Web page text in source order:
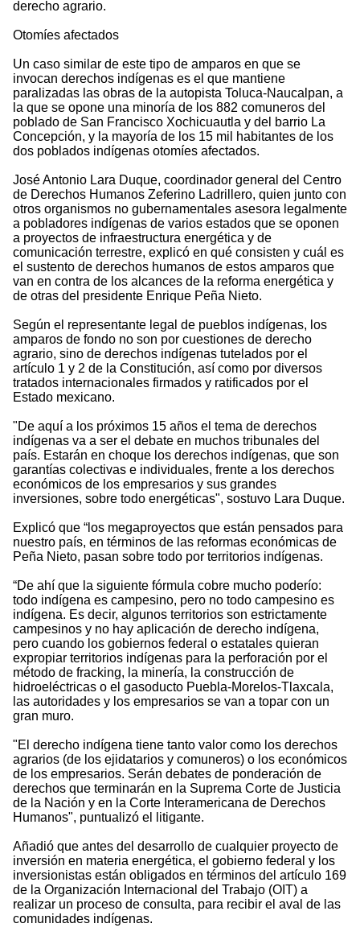
derecho agrario.
Otomíes afectados
Un caso similar de este tipo de amparos en que se
invocan derechos indígenas es el que mantiene
paralizadas las obras de la autopista Toluca-Naucalpan, a
la que se opone una minoría de los 882 comuneros del
poblado de San Francisco Xochicuautla y del barrio La
Concepción, y la mayoría de los 15 mil habitantes de los
dos poblados indígenas otomíes afectados.
José Antonio Lara Duque, coordinador general del Centro
de Derechos Humanos Zeferino Ladrillero, quien junto con
otros organismos no gubernamentales asesora legalmente
a pobladores indígenas de varios estados que se oponen
a proyectos de infraestructura energética y de
comunicación terrestre, explicó en qué consisten y cuál es
el sustento de derechos humanos de estos amparos que
van en contra de los alcances de la reforma energética y
de otras del presidente Enrique Peña Nieto.
Según el representante legal de pueblos indígenas, los
amparos de fondo no son por cuestiones de derecho
agrario, sino de derechos indígenas tutelados por el
artículo 1 y 2 de la Constitución, así como por diversos
tratados internacionales firmados y ratificados por el
Estado mexicano.
"De aquí a los próximos 15 años el tema de derechos
indígenas va a ser el debate en muchos tribunales del
país. Estarán en choque los derechos indígenas, que son
garantías colectivas e individuales, frente a los derechos
económicos de los empresarios y sus grandes
inversiones, sobre todo energéticas", sostuvo Lara Duque.
Explicó que “los megaproyectos que están pensados para
nuestro país, en términos de las reformas económicas de
Peña Nieto, pasan sobre todo por territorios indígenas.
“De ahí que la siguiente fórmula cobre mucho poderío:
todo indígena es campesino, pero no todo campesino es
indígena. Es decir, algunos territorios son estrictamente
campesinos y no hay aplicación de derecho indígena,
pero cuando los gobiernos federal o estatales quieran
expropiar territorios indígenas para la perforación por el
método de fracking, la minería, la construcción de
hidroeléctricas o el gasoducto Puebla-Morelos-Tlaxcala,
las autoridades y los empresarios se van a topar con un
gran muro.
"El derecho indígena tiene tanto valor como los derechos
agrarios (de los ejidatarios y comuneros) o los económicos
de los empresarios. Serán debates de ponderación de
derechos que terminarán en la Suprema Corte de Justicia
de la Nación y en la Corte Interamericana de Derechos
Humanos", puntualizó el litigante.
Añadió que antes del desarrollo de cualquier proyecto de
inversión en materia energética, el gobierno federal y los
inversionistas están obligados en términos del artículo 169
de la Organización Internacional del Trabajo (OIT) a
realizar un proceso de consulta, para recibir el aval de las
comunidades indígenas.